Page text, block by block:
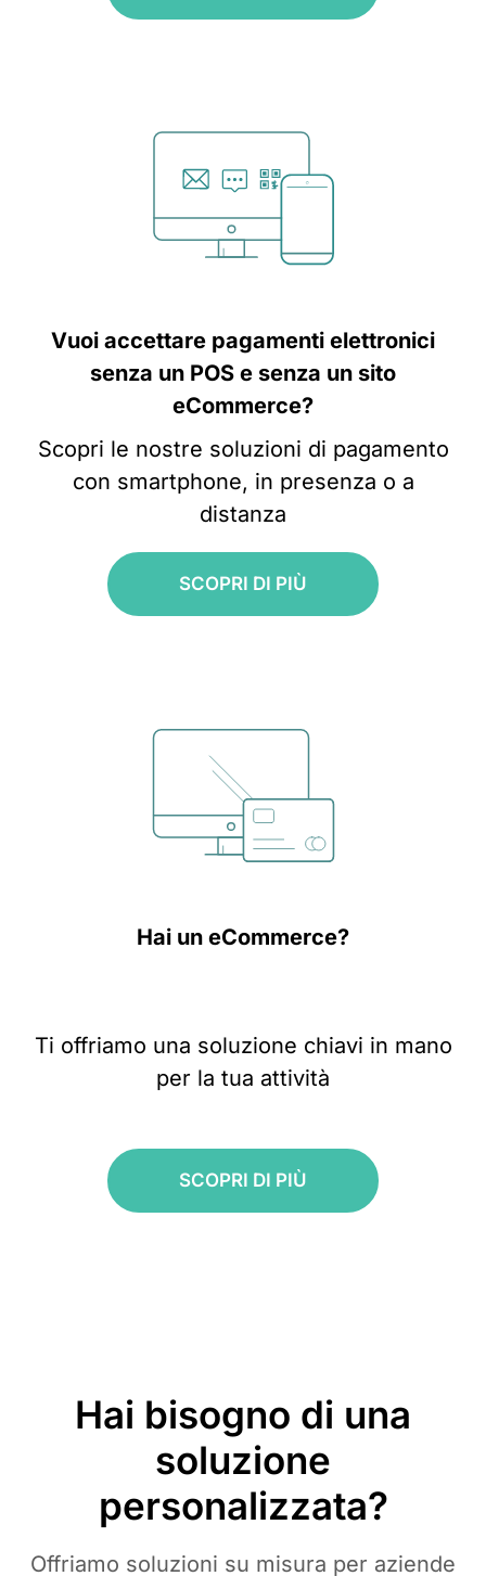
Vuoi accettare pagamenti elettronici
senza un POS e senza un sito
eCommerce?
Scopri le nostre soluzioni di pagamento
con smartphone, in presenza o a
distanza
SCOPRI DI PIÙ
Hai un eCommerce?
Ti offriamo una soluzione chiavi in mano
per la tua attività
SCOPRI DI PIÙ
Hai bisogno di una
soluzione
personalizzata?
Offriamo soluzioni su misura per aziende